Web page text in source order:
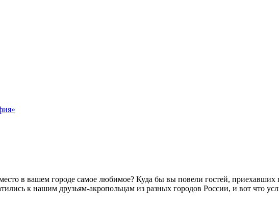
в вашем городе самое любимое? Куда бы вы повели гостей,
к нашим друзьям-акропольцам из разных городов России, и вот что